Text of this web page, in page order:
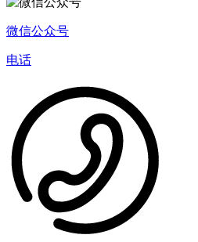
微信公众号
电话